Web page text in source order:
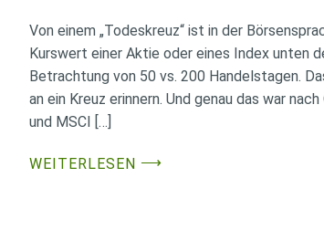
Von einem „Todeskreuz“ ist in der
Kurswert einer Aktie oder eines Index unten
Betrachtung von 50 vs. 200 Handelstagen.
an ein Kreuz erinnern. Und genau das war
und MSCI […]
WEITERLESEN ⟶